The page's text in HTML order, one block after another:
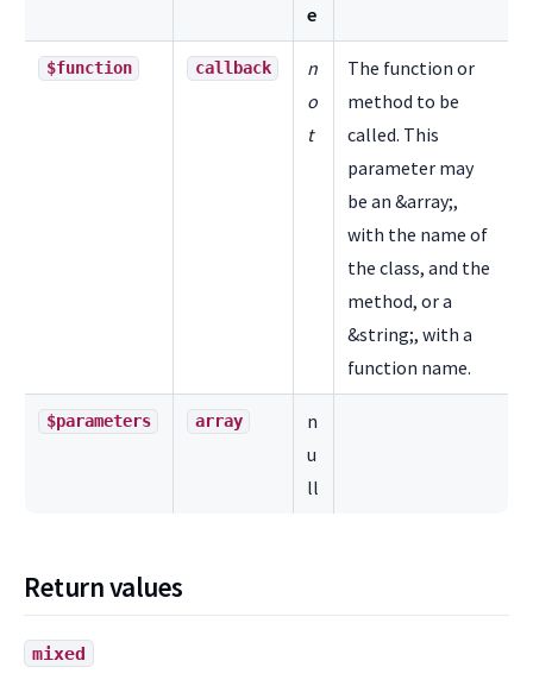
e
$function callback
n
o
t
The function or
method to be
called. This
parameter may
be an &array;,
with the name of
the class, and the
method, or a
&string;, with a
function name.
$parameters array
n
u
ll
Return values
mixed